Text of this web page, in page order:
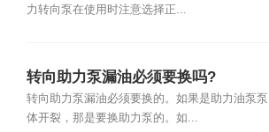
力转向泵在使用时注意选择正...
转向助力泵漏油必须要换吗?
转向助力泵漏油必须要换的。如果是助力油泵泵
体开裂，那是要换助力泵的。如...